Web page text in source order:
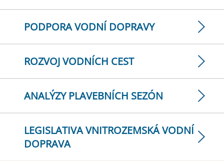
PODPORA VODNÍ DOPRAVY
ROZVOJ VODNÍCH CEST
ANALÝZY PLAVEBNÍCH SEZÓN
LEGISLATIVA VNITROZEMSKÁ VODNÍ
DOPRAVA